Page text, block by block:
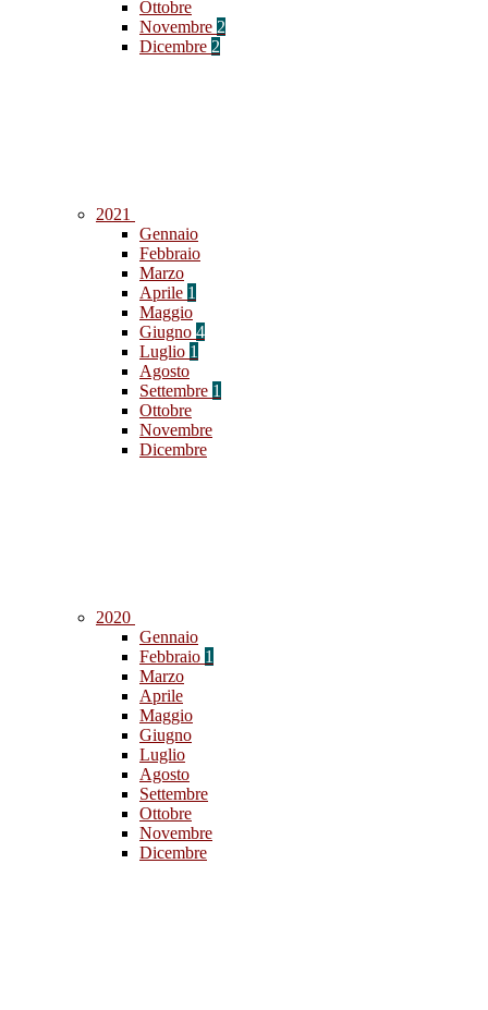
Ottobre
Novembre 2
Dicembre 2
2021
Gennaio
Febbraio
Marzo
Aprile 1
Maggio
Giugno 4
Luglio 1
Agosto
Settembre 1
Ottobre
Novembre
Dicembre
2020
Gennaio
Febbraio 1
Marzo
Aprile
Maggio
Giugno
Luglio
Agosto
Settembre
Ottobre
Novembre
Dicembre